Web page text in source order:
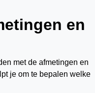
en
met de afmetingen en
je om te bepalen welke